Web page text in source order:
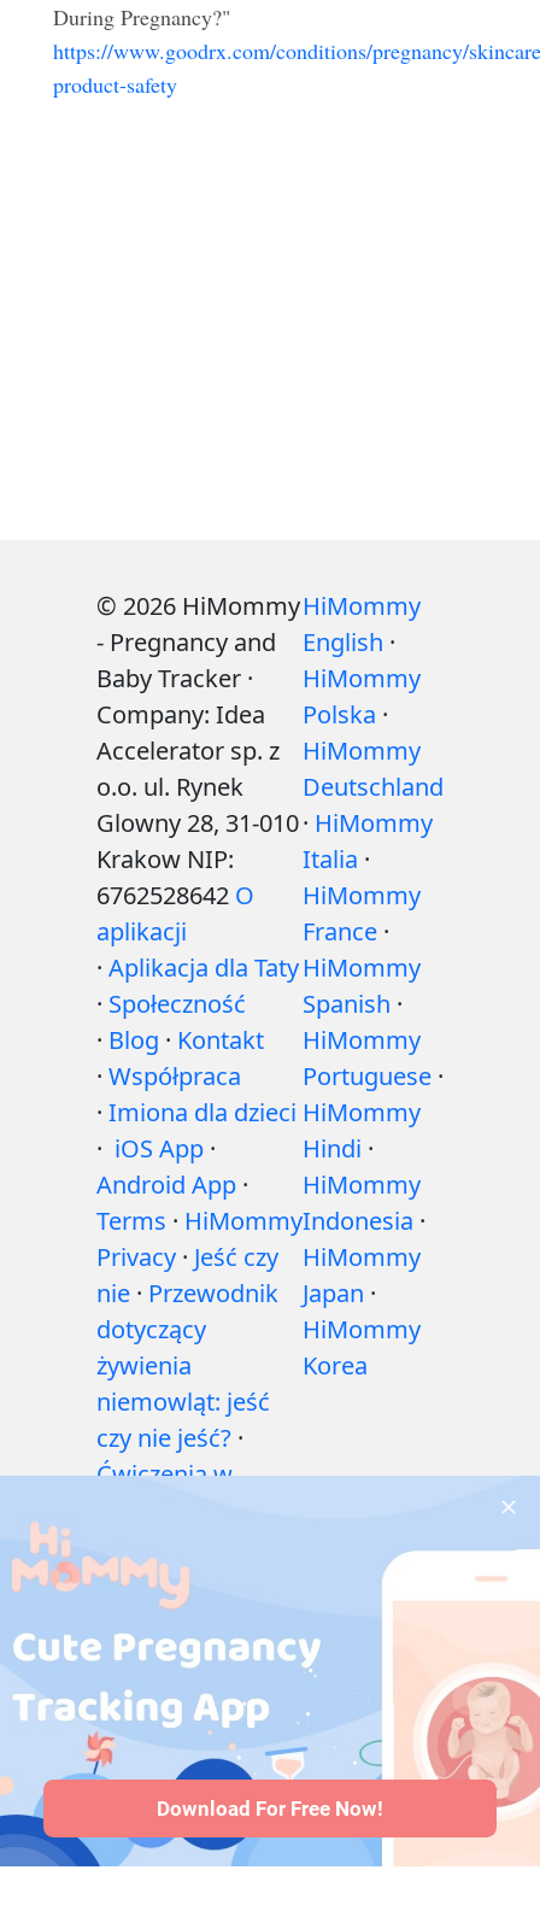
During Pregnancy?"
https://www.goodrx.com/conditions/pregnancy/
product-safety
© 2026 HiMommy
- Pregnancy and
Baby Tracker ·
Company: Idea
Accelerator sp. z
o.o. ul. Rynek
Glowny 28, 31-010
Krakow NIP:
6762528642 O
aplikacji
· Aplikacja dla Taty
· Społeczność
· Blog · Kontakt
· Współpraca
· Imiona dla dzieci
· iOS App ·
Android App ·
Terms · HiMommy
Privacy · Jeść czy
nie · Przewodnik
dotyczący
żywienia
niemowląt: jeść
czy nie jeść? ·
Ćwiczenia w
zdrowotne w
czasie ciąży
w ciąży·Problemy
zdrowotne
niemowląt·
Artykuły·Polityka
redakcyjna
HiMommy
English ·
HiMommy
Polska ·
HiMommy
Deutschland
· HiMommy
Italia ·
HiMommy
France ·
HiMommy
Spanish ·
HiMommy
Portuguese ·
HiMommy
Hindi ·
HiMommy
Indonesia ·
HiMommy
Japan ·
HiMommy
Korea
Download For Free Now!